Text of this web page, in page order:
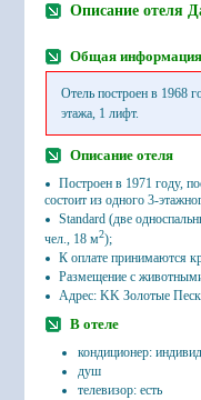
Описание отеля
Общая информация
Отель построен в 1968
этажа, 1 лифт.
Описание отеля
Построен в 1971 году,
состоит из одного 3-
Standard (две
чел., 18 м2);
К оплате принимаются
Размещение с
Адрес: KK Золотые
В отеле
кондиционер:
душ
телевизор: есть